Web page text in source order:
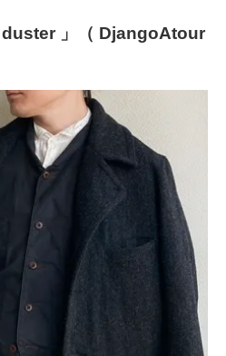
」（ DjangoAtour